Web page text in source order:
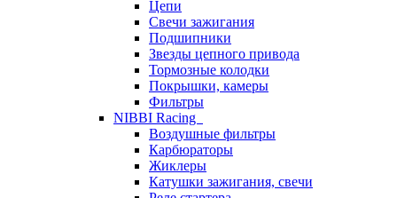
Цепи
Свечи зажигания
Подшипники
Звезды цепного привода
Тормозные колодки
Покрышки, камеры
Фильтры
NIBBI Racing
Воздушные фильтры
Карбюраторы
Жиклеры
Катушки зажигания, свечи